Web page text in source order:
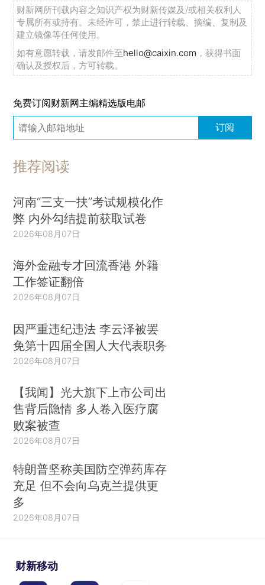
财新网所刊载内容之知识产权为财新传媒及/或相关权利人
专属所有或持有。未经许可，禁止进行转载、摘编、复制及
建立镜像等任何使用。
如有意愿转载，请发邮件至hello@caixin.com ，获得书面
确认及授权后，方可转载。
免费订阅财新网主编精选版电邮
订阅
推荐阅读
河南“三支一扶”考试规模化作
弊 内外勾结提前获取试卷
2026年08月07日
海外金融专才回流香港 外籍
工作签证翻倍
2026年08月07日
因严重违纪违法 李云泽被罢
免第十四届全国人大代表职务
2026年08月07日
【我闻】光大旗下上市公司出
售背后隐情 多人卷入医疗腐
败案被查
2026年08月07日
特朗普坚称美国防空弹药库存
充足 但不会向乌克兰提供更
多
2026年08月07日
财新移动